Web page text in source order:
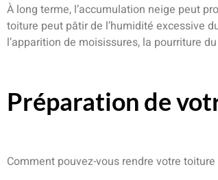
À long terme, l’accumulation neige peut
toiture peut pâtir de l’humidité excessive
l’apparition de moisissures, la pourriture
Préparation de
Comment pouvez-vous rendre votre